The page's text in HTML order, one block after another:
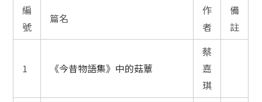
編
號
篇名
作
者
備
註
1 《今昔物語集》中的菇蕈
蔡
嘉
琪